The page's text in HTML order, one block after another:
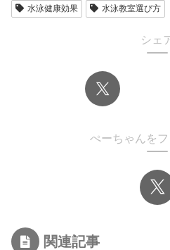
水泳健康効果
水泳教室選び方
シェ
ぺーちゃんを
関連記事